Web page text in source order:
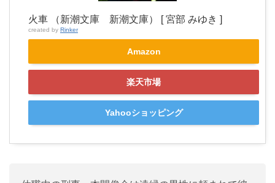
火車 （新潮文庫 新潮文庫） [ 宮部 みゆき ]
created by Rinker
Amazon
楽天市場
Yahooショッピング